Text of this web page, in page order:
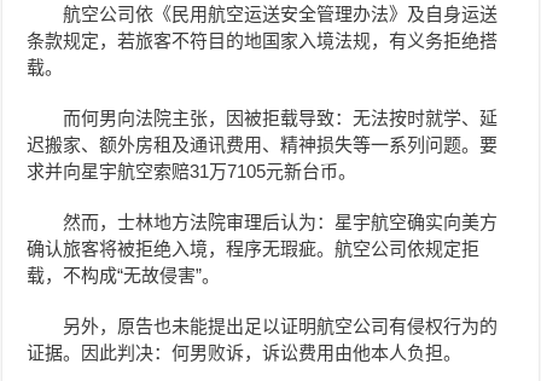
航空公司依《民用航空运送安全管理办法》及自身运送
条款规定，若旅客不符目的地国家入境法规，有义务拒绝搭
载。
而何男向法院主张，因被拒载导致：无法按时就学、延
迟搬家、额外房租及通讯费用、精神损失等一系列问题。要
求并向星宇航空索赔31万7105元新台币。
然而，士林地方法院审理后认为：星宇航空确实向美方
确认旅客将被拒绝入境，程序无瑕疵。航空公司依规定拒
载，不构成“无故侵害”。
另外，原告也未能提出足以证明航空公司有侵权行为的
证据。因此判决：何男败诉，诉讼费用由他本人负担。